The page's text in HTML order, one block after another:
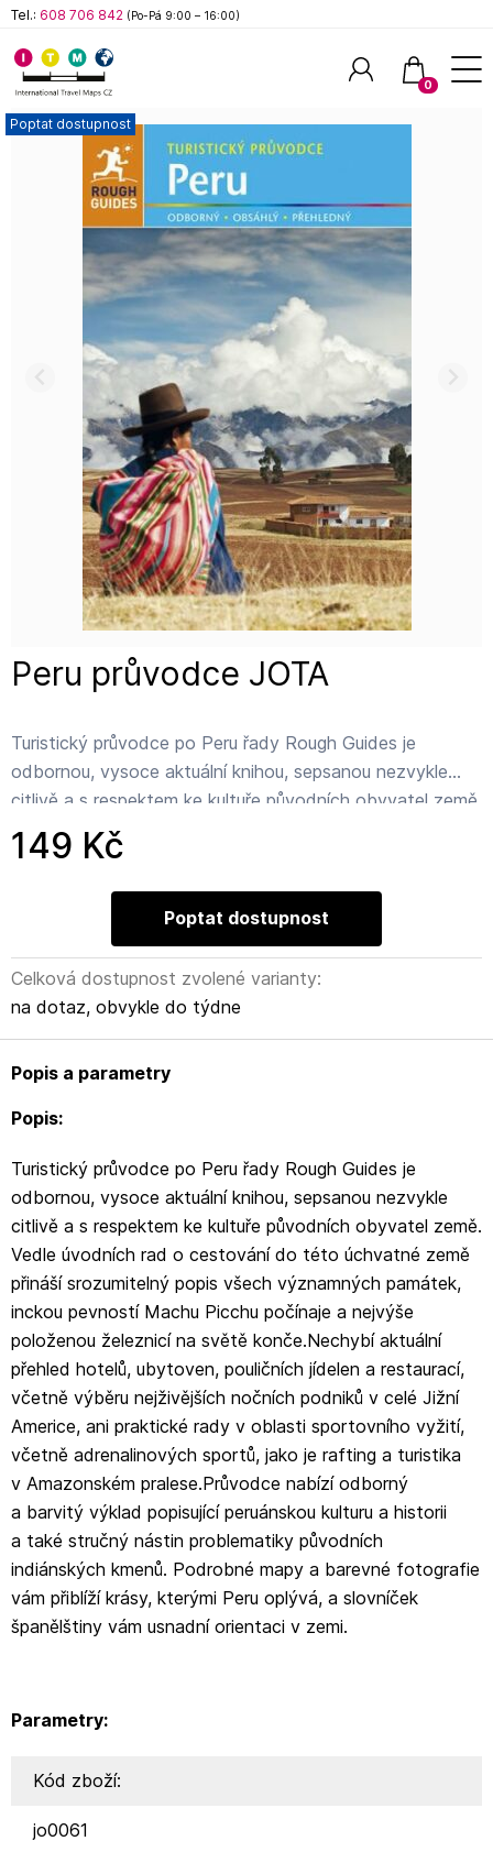
Poptat dostupnost
Peru průvodce JOTA
Turistický průvodce po Peru řady Rough Guides je
odbornou, vysoce aktuální knihou, sepsanou nezvykle
citlivě a s respektem ke kultuře původních obyvatel země.
Vedle úvodních rad o cestování do této úchvatné země
přináší srozumitelný popis všech významných památek,
inckou pevností Machu Picchu počínaje a nejvýše
položenou železnicí na světě konče.Nechybí aktuální
přehled hotelů, ubytoven, pouličních jídelen a restaurací,
včetně výběru nejživějších nočních podniků v celé Jižní
Americe, ani praktické rady v oblasti sportovního vyžití,
a barvitý výklad popisující peruánskou kulturu a historii
a také stručný nástin problematiky původních
vám přiblíží krásy, kterými Peru oplývá, a slovníček
španělštiny vám usnadní orientaci v zemi.
149 Kč
Poptat dostupnost
Celková dostupnost zvolené varianty:
na dotaz, obvykle do týdne
Popis a parametry
Popis:
Turistický průvodce po Peru řady Rough Guides je
odbornou, vysoce aktuální knihou, sepsanou nezvykle
citlivě a s respektem ke kultuře původních obyvatel země.
Vedle úvodních rad o cestování do této úchvatné země
přináší srozumitelný popis všech významných památek,
inckou pevností Machu Picchu počínaje a nejvýše
položenou železnicí na světě konče.Nechybí aktuální
přehled hotelů, ubytoven, pouličních jídelen a restaurací,
včetně výběru nejživějších nočních podniků v celé Jižní
Americe, ani praktické rady v oblasti sportovního vyžití,
včetně adrenalinových sportů, jako je rafting a turistika
v Amazonském pralese.Průvodce nabízí odborný
a barvitý výklad popisující peruánskou kulturu a historii
a také stručný nástin problematiky původních
indiánských kmenů. Podrobné mapy a barevné fotografie
vám přiblíží krásy, kterými Peru oplývá, a slovníček
španělštiny vám usnadní orientaci v zemi.
Parametry:
Kód zboží:
jo0061
Tel.: 608 706 842 (Po-Pá 9:00 – 16:00)
0